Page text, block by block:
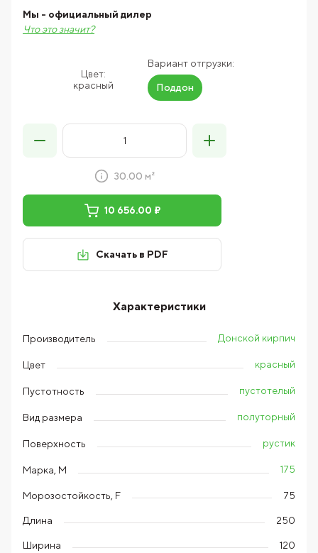
Цвет:
красный
Вариант отгрузки:
Поддон
Мы - официальный дилер
Что это значит?
30.00 м²
10 656.00 ₽
Скачать в PDF
Характеристики
Производитель Донской кирпич
Цвет красный
Пустотность пустотелый
Вид размера полуторный
Поверхность рустик
Марка, М 175
Морозостойкость, F 75
Длина 250
Ширина 120